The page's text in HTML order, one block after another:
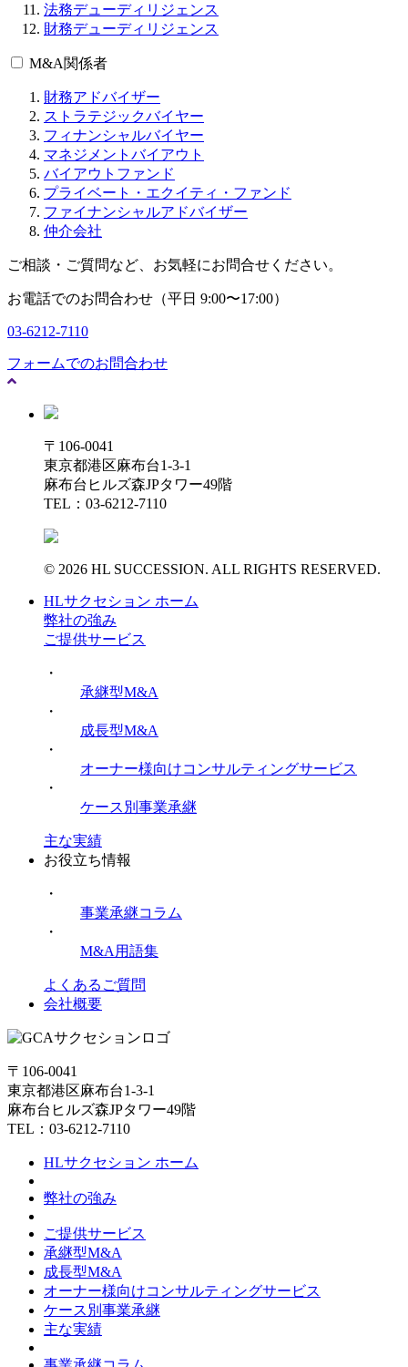
法務デューディリジェンス
財務デューディリジェンス
M&A関係者
財務アドバイザー
ストラテジックバイヤー
フィナンシャルバイヤー
マネジメントバイアウト
バイアウトファンド
プライベート・エクイティ・ファンド
ファイナンシャルアドバイザー
仲介会社
ご相談・ご質問など、お気軽にお問合せください。
お電話でのお問合わせ（平日 9:00〜17:00）
03-6212-7110
フォームでのお問合わせ
〒106-0041
東京都港区麻布台1-3-1
麻布台ヒルズ森JPタワー49階
TEL：03-6212-7110
© 2026 HL SUCCESSION. ALL RIGHTS RESERVED.
HLサクセション ホーム
弊社の強み
ご提供サービス
・
承継型M&A
・
成長型M&A
・
オーナー様向けコンサルティングサービス
・
ケース別事業承継
主な実績
お役立ち情報
・
事業承継コラム
・
M&A用語集
よくあるご質問
会社概要
〒106-0041
東京都港区麻布台1-3-1
麻布台ヒルズ森JPタワー49階
TEL：03-6212-7110
HLサクセション ホーム
弊社の強み
ご提供サービス
承継型M&A
成長型M&A
オーナー様向けコンサルティングサービス
ケース別事業承継
主な実績